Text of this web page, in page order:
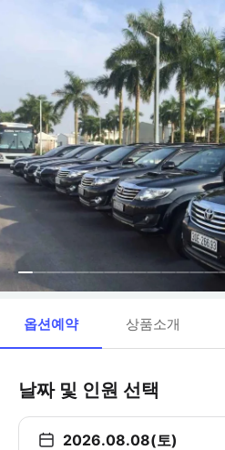
옵션예약 상품소개
날짜 및 인원 선택
2026.08.08(토)